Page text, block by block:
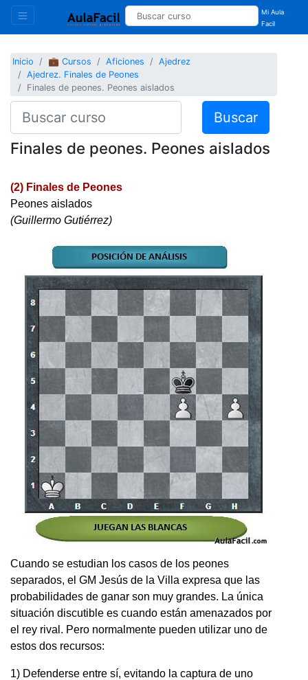
Mi Aula
Facil
Inicio 💼 Cursos Aficiones
Ajedrez
Ajedrez. Finales de Peones
Finales de peones. Peones aislados
Buscar
Finales de peones. Peones aislados
(2) Finales de Peones
Peones aislados
(Guillermo Gutiérrez)
Cuando se estudian los casos de los peones
separados, el GM Jesús de la Villa expresa que las
probabilidades de ganar son muy grandes. La única
situación discutible es cuando están amenazados por
el rey rival. Pero normalmente pueden utilizar uno de
estos dos recursos:
1) Defenderse entre sí, evitando la captura de uno